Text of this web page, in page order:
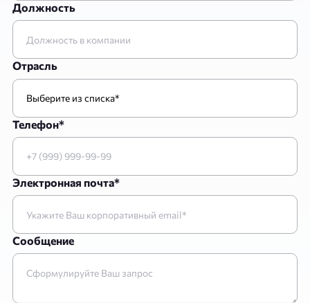
Должность
Отрасль
Телефон*
Электронная почта*
Сообщение